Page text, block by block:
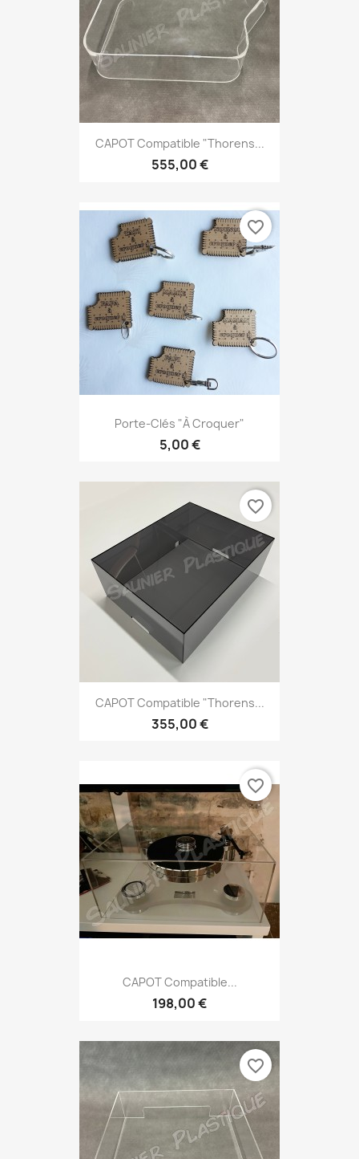
CAPOT Compatible "Thorens...
555,00 €
Porte-Clés "à Croquer"
5,00 €
favorite_border
CAPOT Compatible "Thorens...
355,00 €
favorite_border
CAPOT Compatible...
198,00 €
favorite_border
favorite_border